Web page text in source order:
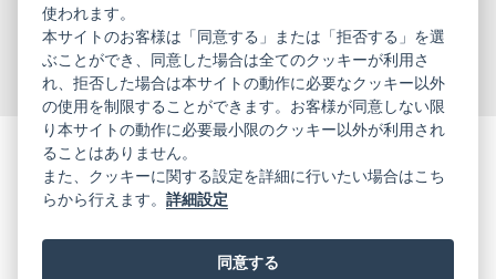
© 2019 YAMATO CO, LTD.
当サイトの情報を転載、複製、改変等は禁止いたします
使われます。
本サイトのお客様は「同意する」または「拒否する」を選
ぶことができ、同意した場合は全てのクッキーが利用さ
れ、拒否した場合は本サイトの動作に必要なクッキー以外
の使用を制限することができます。お客様が同意しない限
り本サイトの動作に必要最小限のクッキー以外が利用され
ることはありません。
また、クッキーに関する設定を詳細に行いたい場合はこち
らから行えます。詳細設定
同意する